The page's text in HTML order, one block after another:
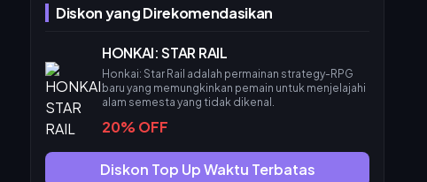
5. Panduan Langkah demi Langkah Top-Up di buffget
Eidolon vs. Light Cone
Tolok Ukur Build & Material
Pertanyaan yang Sering Diajukan
Diskon yang Direkomendasikan
HONKAI: STAR RAIL
Honkai: Star Rail adalah permainan strategy-RPG
baru yang memungkinkan pemain untuk menjelajahi
alam semesta yang tidak dikenal.
20% OFF
Diskon Top Up Waktu Terbatas